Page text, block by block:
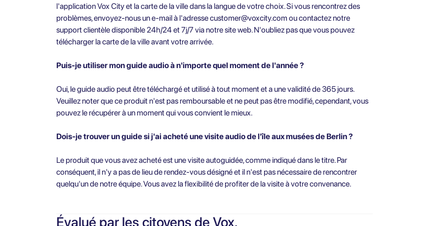
l'application Vox City et la carte de la ville dans la langue de votre choix. Si vous rencontrez des
problèmes, envoyez-nous un e-mail à l'adressecustomer@voxcity.com ou contactez notre
support clientèle disponible 24h/24 et 7j/7 via notre site web. N'oubliez pas que vous pouvez
télécharger la carte de la ville avant votre arrivée.
Puis-je utiliser mon guide audio à n'importe quel moment de l'année ?
Oui, le guide audio peut être téléchargé et utilisé à tout moment et a une validité de 365 jours.
Veuillez noter que ce produit n'est pas remboursable et ne peut pas être modifié, cependant, vous
pouvez le récupérer à un moment qui vous convient le mieux.
Dois-je trouver un guide si j'ai acheté une visite audio de l'île aux musées de Berlin ?
Le produit que vous avez acheté est une visite autoguidée, comme indiqué dans le titre. Par
conséquent, il n'y a pas de lieu de rendez-vous désigné et il n'est pas nécessaire de rencontrer
quelqu'un de notre équipe. Vous avez la flexibilité de profiter de la visite à votre convenance.
Évalué par les citoyens de Vox.